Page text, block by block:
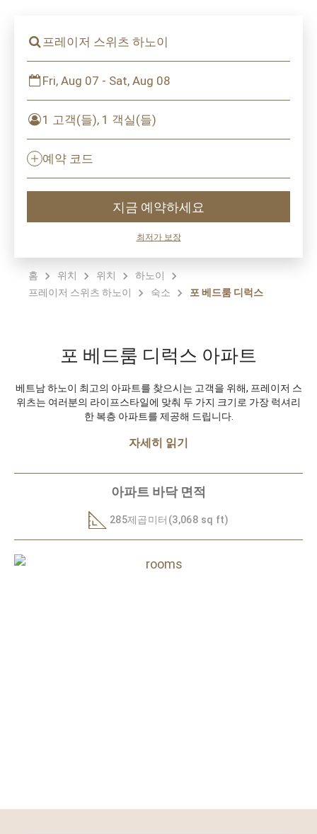
프레이저 스위츠 하노이
Fri, Aug 07 - Sat, Aug 08
1 고객(들), 1 객실(들)
예약 코드
지금 예약하세요
최저가 보장
홈 위치 위치
하노이
프레이저 스위츠 하노이
숙소 포 베드룸 디럭스
포 베드룸 디럭스 아파트
베트남 하노이 최고의 아파트를 찾으시는 고객을 위해, 프레이저 스
위츠는 여러분의 라이프스타일에 맞춰 두 가지 크기로 가장 럭셔리
한 복층 아파트를 제공해 드립니다.
자세히 읽기
아파트 바닥 면적
285제곱미터(3,068 sq ft)